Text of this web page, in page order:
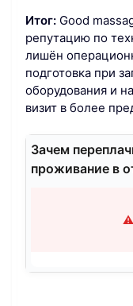
Итог: Good
репутацию по
лишён
подготовка при
оборудования и
визит в более
Зачем
проживание в
⚠️